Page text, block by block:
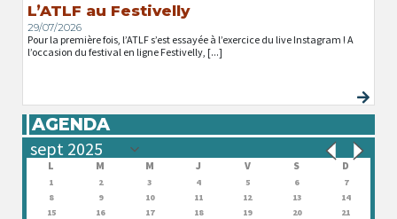
L’ATLF au Festivelly
29/07/2026
Pour la première fois, l’ATLF s’est essayée à l’exercice du live Instagram ! A
l’occasion du festival en ligne Festivelly, [...]
AGENDA
L M M J V S D
1 2 3 4 5 6
7
8
9 10 11 12 13
14
15
16 17 18 19 20
21